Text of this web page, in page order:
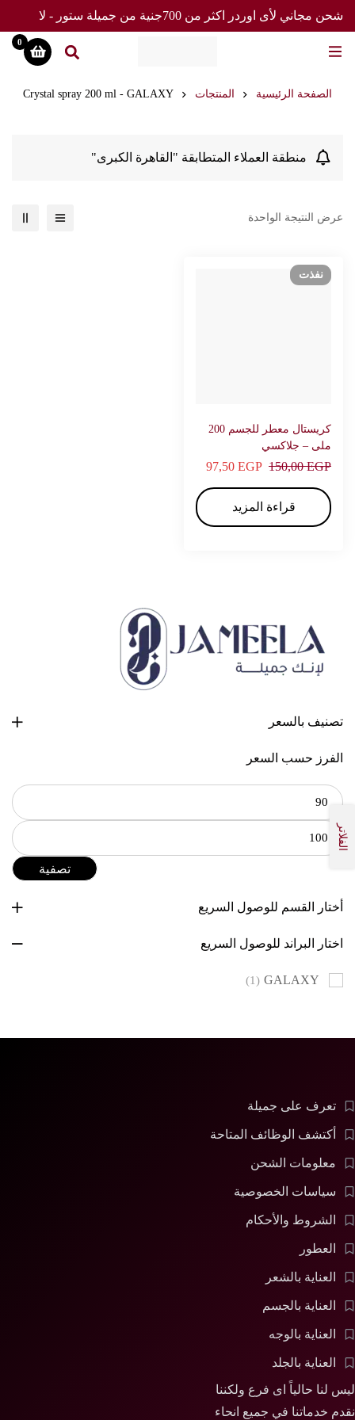
شحن مجاني لأى اوردر اكثر من 700جنية من جميلة ستور - لا
تفوت العرض
0
الصفحة الرئيسية المنتجات Crystal spray 200 ml - GALAXY
تصنيف بالسعر
الفرز حسب السعر
تصفية
أختار القسم للوصول السريع
اختار البراند للوصول السريع
GALAXY
(1)
الفلاتر
منطقة العملاء المتطابقة "القاهرة الكبرى"
عرض النتيجة الواحدة
نفذت
كريستال معطر للجسم 200
ملى – جلاكسي
150,00EGP
97,50 EGP
قراءة المزيد
تعرف على جميلة
أكتشف الوظائف المتاحة
معلومات الشحن
سياسات الخصوصية
الشروط والأحكام
العطور
العناية بالشعر
العناية بالجسم
العناية بالوجه
العناية بالجلد
ليس لنا حالياً اى فرع ولكننا
نقدم خدماتنا في جميع انحاء